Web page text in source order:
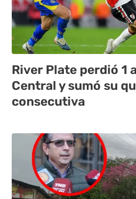
River Plate perdió 1
Central y sumó su
consecutiva